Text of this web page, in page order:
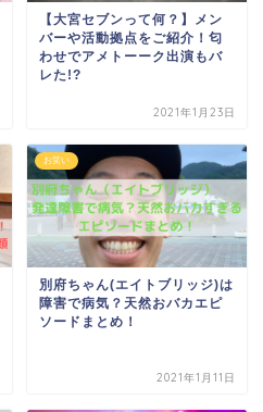
【大宮セブンって何？】メン
バーや活動拠点をご紹介！匂
わせでアメトーーク出演もバ
レた!?
2021年1月23日
お笑い
別府ちゃん(エイトブリッジ)は
障害で病気？天然おバカエピ
ソードまとめ！
2021年1月11日